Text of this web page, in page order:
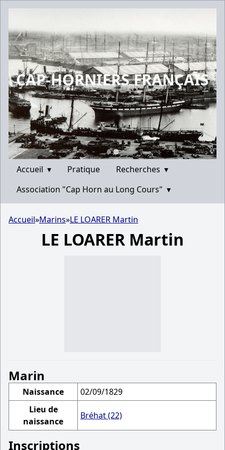
CAP-HORNIERS FRANÇAIS
Accueil ▾ Pratique Recherches ▾
Association "Cap Horn au Long Cours" ▾
Accueil»Marins»LE LOARER Martin
LE LOARER Martin
Marin
Naissance
02/09/1829
Lieu de
naissance
Bréhat (22)
Inscriptions